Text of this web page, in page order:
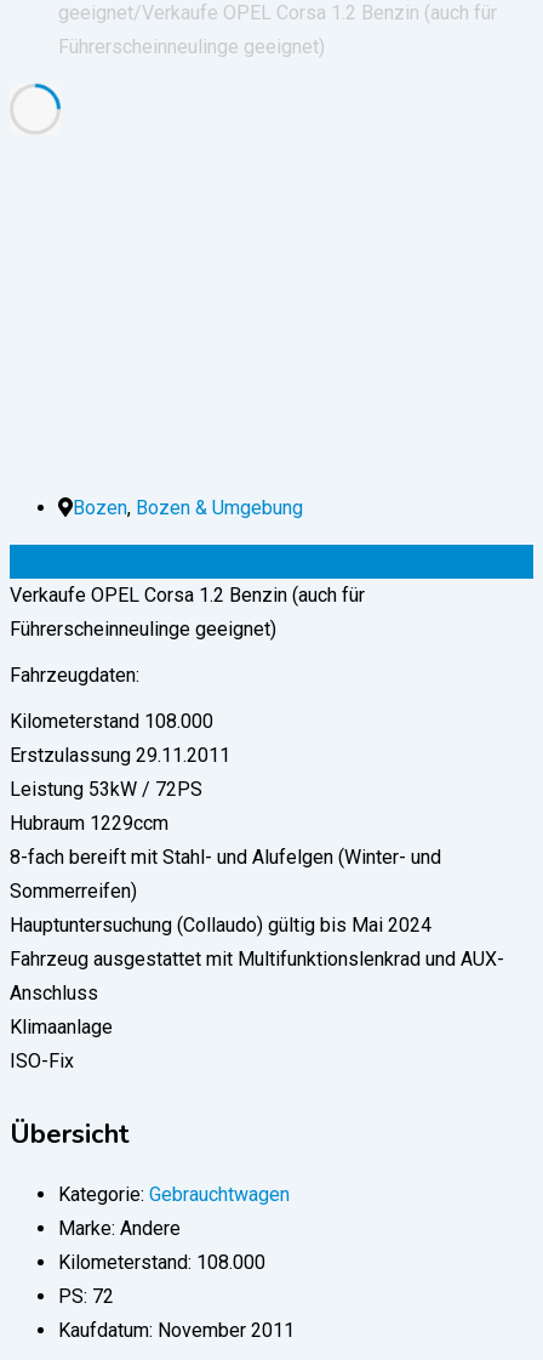
geeignet/Verkaufe OPEL Corsa 1.2 Benzin (auch für
Führerscheinneulinge geeignet)
Bozen, Bozen & Umgebung
Verkaufe OPEL Corsa 1.2 Benzin (auch für
Führerscheinneulinge geeignet)
Fahrzeugdaten:
Kilometerstand 108.000
Erstzulassung 29.11.2011
Leistung 53kW / 72PS
Hubraum 1229ccm
8-fach bereift mit Stahl- und Alufelgen (Winter- und
Sommerreifen)
Hauptuntersuchung (Collaudo) gültig bis Mai 2024
Fahrzeug ausgestattet mit Multifunktionslenkrad und AUX-
Anschluss
Klimaanlage
ISO-Fix
Übersicht
Kategorie: Gebrauchtwagen
Marke: Andere
Kilometerstand: 108.000
PS: 72
Kaufdatum: November 2011